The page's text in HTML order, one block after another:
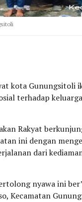
kota Gunungsitoli
terhadap
Rakyat
ini dengan
dari
nyawa ini
Kecamatan